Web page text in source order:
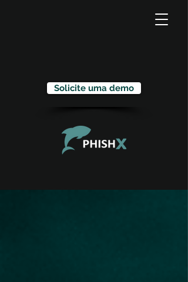
Solicite uma demo